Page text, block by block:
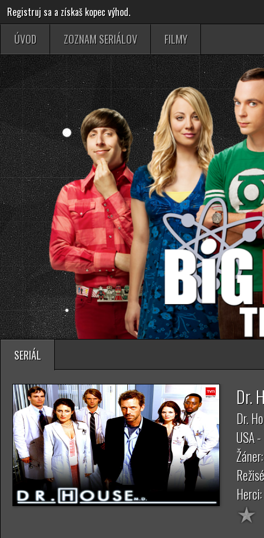
Registruj sa a získaš kopec výhod.
ÚVOD ZOZNAM SERIÁLOV FILMY
SERIÁL
Dr.
Dr.
USA
Herci: